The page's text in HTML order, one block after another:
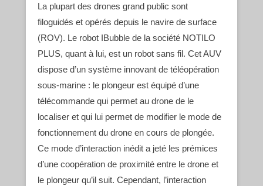
La plupart des drones grand public sont
filoguidés et opérés depuis le navire de surface
(ROV). Le robot IBubble de la société NOTILO
PLUS, quant à lui, est un robot sans fil. Cet AUV
dispose d’un système innovant de téléopération
sous-marine : le plongeur est équipé d’une
télécommande qui permet au drone de le
localiser et qui lui permet de modifier le mode de
fonctionnement du drone en cours de plongée.
Ce mode d’interaction inédit a jeté les prémices
d’une coopération de proximité entre le drone et
le plongeur qu’il suit. Cependant, l’interaction